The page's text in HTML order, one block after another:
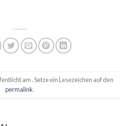
am . Setze ein Lesezeichen auf den
permalink.